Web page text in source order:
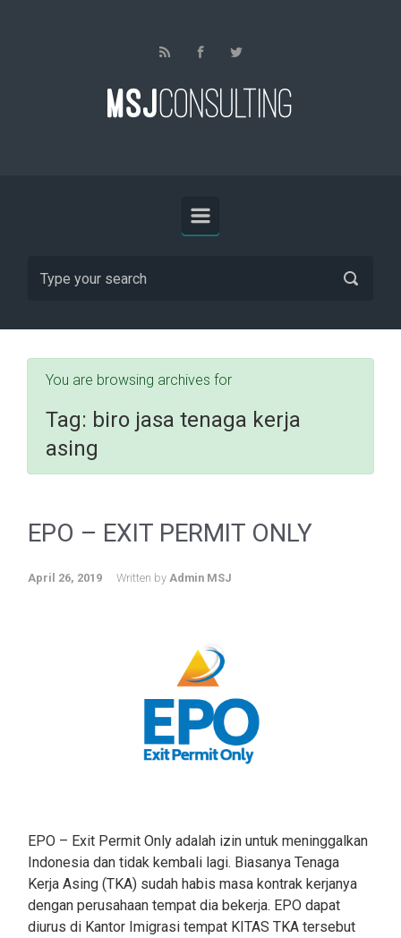
You are browsing archives for
Tag: biro jasa tenaga kerja
asing
EPO – EXIT PERMIT ONLY
April 26, 2019 Written by Admin MSJ
EPO – Exit Permit Only adalah izin untuk meninggalkan
Indonesia dan tidak kembali lagi. Biasanya Tenaga
Kerja Asing (TKA) sudah habis masa kontrak kerjanya
dengan perusahaan tempat dia bekerja. EPO dapat
diurus di Kantor Imigrasi tempat KITAS TKA tersebut